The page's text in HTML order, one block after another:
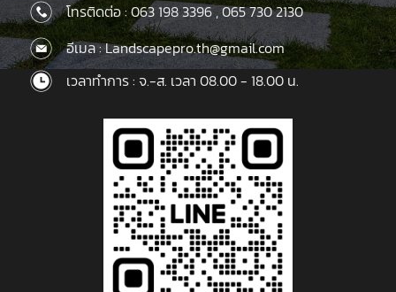
โทรติดต่อ :063 198 3396,065 730 2130
อีเมล : Landscapepro.th@gmail.com
เวลาทำการ : จ.-ส. เวลา 08.00 - 18.00 น.